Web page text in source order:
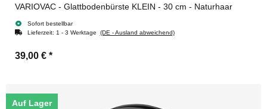
VARIOVAC - Glattbodenbürste KLEIN - 30 cm - Naturhaar
Sofort bestellbar
Lieferzeit: 1 - 3 Werktage (DE - Ausland abweichend)
39,00 € *
Auf Lager